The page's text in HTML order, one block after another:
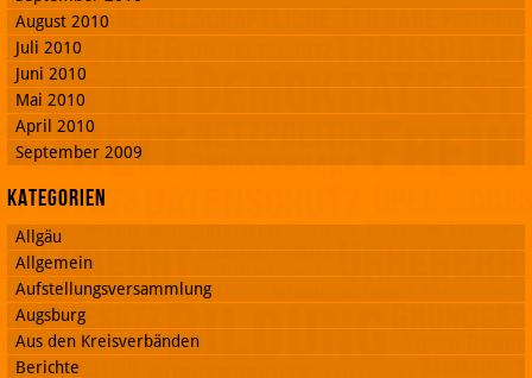
August 2010
Juli 2010
Juni 2010
Mai 2010
April 2010
September 2009
Kategorien
Allgäu
Allgemein
Aufstellungsversammlung
Augsburg
Aus den Kreisverbänden
Berichte